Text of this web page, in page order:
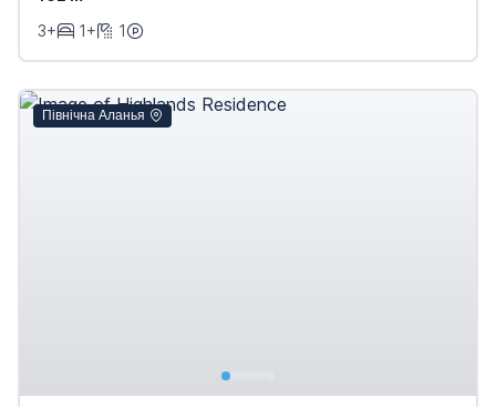
3+
1+ 1
Північна Аланья